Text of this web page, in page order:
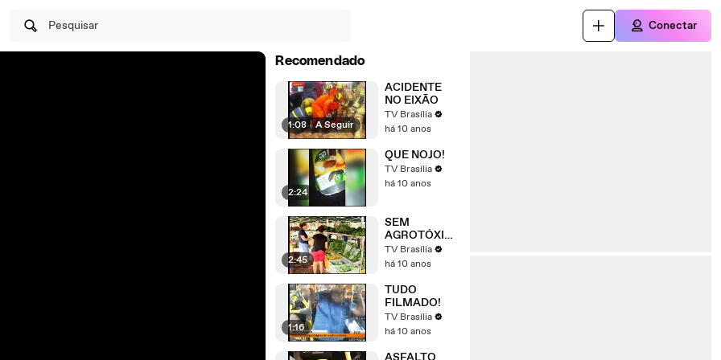
Pesquisar Conectar
Recomendado
1:08 | A Seguir
ACIDENTE
NO EIXÃO
TV Brasília
há 10 anos
2:24
QUE NOJO!
TV Brasília
há 10 anos
2:45
SEM
AGROTÓXIC
O
TV Brasília
há 10 anos
1:16
TUDO
FILMADO!
TV Brasília
há 10 anos